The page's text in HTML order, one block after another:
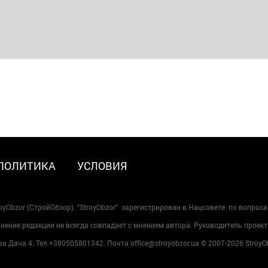
УСЛОВИЯ
(СтройОбзор). "StroyObzor" зарегистрирован в Нацсовете по
редакции не всегда совпадает с мнением автора. Руководитель
Дача 4. Тел.+380505801342. Почта office@stroyobzor.ua © 2007-2026